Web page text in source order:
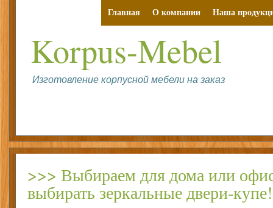
Главная О компании Наша
Korpus-Mebel
Изготовление корпусной мебели на заказ
>>> Выбираем для дома или
выбирать зеркальные двери-купе!